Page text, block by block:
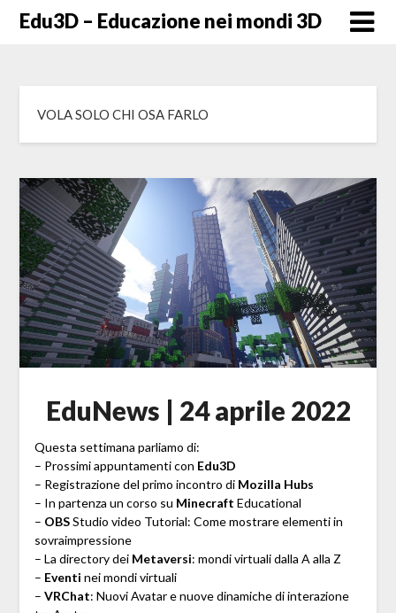
SkipEdu3D – Educazione nei mondi 3D
VOLA SOLO CHI OSA FARLO
EduNews | 24 aprile 2022
Questa settimana parliamo di:
– Prossimi appuntamenti con Edu3D
– Registrazione del primo incontro di Mozilla Hubs
– In partenza un corso su Minecraft Educational
– OBSStudio video Tutorial: Come mostrare elementi in
sovraimpressione
– La directory dei Metaversi: mondi virtuali dalla A alla Z
– Eventi nei mondi virtuali
– VRChat: Nuovi Avatar e nuove dinamiche di interazione